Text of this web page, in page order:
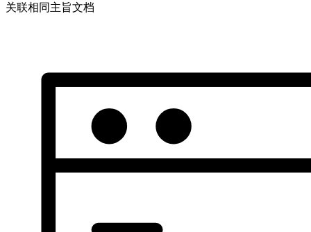
关联相同主旨文档